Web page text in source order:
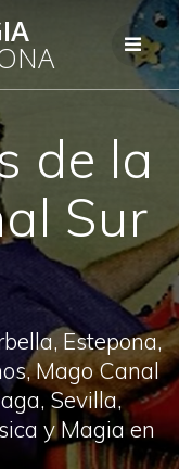
de la
Sur
Estepona,
Mago Canal
Sevilla,
y Magia en